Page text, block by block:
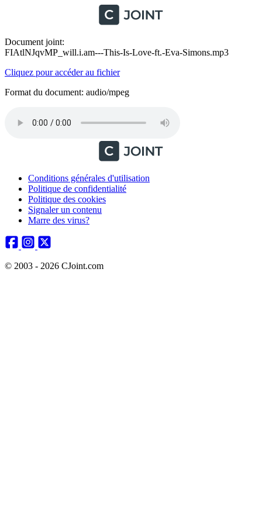
Document joint:
FIAtlNJqvMP_will.i.am---This-Is-Love-ft.-Eva-Simons.mp3
Cliquez pour accéder au fichier
Format du document: audio/mpeg
Conditions générales d'utilisation
Politique de confidentialité
Politique des cookies
Signaler un contenu
Marre des virus?
© 2003 - 2026 CJoint.com